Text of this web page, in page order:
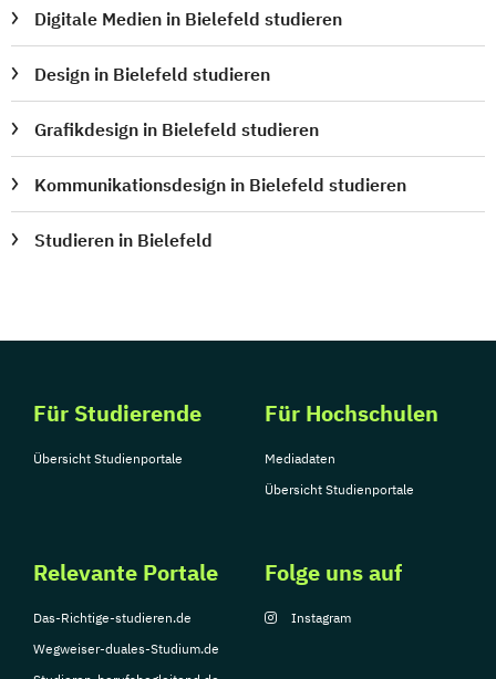
Digitale Medien in Bielefeld studieren
Design in Bielefeld studieren
Grafikdesign in Bielefeld studieren
Kommunikationsdesign in Bielefeld studieren
Studieren in Bielefeld
Für Studierende
Übersicht Studienportale
Für Hochschulen
Mediadaten
Übersicht Studienportale
Relevante Portale
Das-Richtige-studieren.de
Wegweiser-duales-Studium.de
Folge uns auf
Instagram